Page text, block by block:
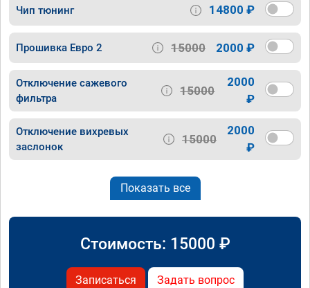
Чип тюнинг 14800 ₽
Прошивка Евро 2 15000 2000 ₽
Отключение сажевого
фильтра
15000
2000
₽
Отключение вихревых
заслонок
15000
2000
₽
Показать все
Стоимость: 15000 ₽
Записаться Задать вопрос